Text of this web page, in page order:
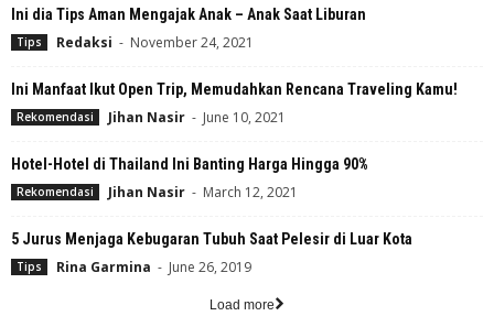
Ini dia Tips Aman Mengajak Anak – Anak Saat Liburan
Tips Redaksi - November 24, 2021
Ini Manfaat Ikut Open Trip, Memudahkan Rencana Traveling Kamu!
Rekomendasi Jihan Nasir - June 10, 2021
Hotel-Hotel di Thailand Ini Banting Harga Hingga 90%
Rekomendasi Jihan Nasir - March 12, 2021
5 Jurus Menjaga Kebugaran Tubuh Saat Pelesir di Luar Kota
Tips Rina Garmina - June 26, 2019
Load more